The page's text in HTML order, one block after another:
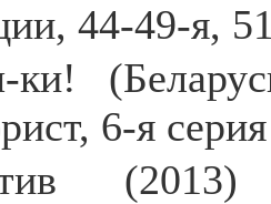
44-49-я,
6-я серия